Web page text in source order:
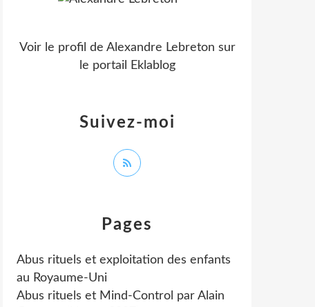
Pages
Abus rituels et exploitation des enfants
au Royaume-Uni
Abus rituels et Mind-Control par Alain
Suivez-moi
Voir le profil de Alexandre Lebreton sur
le portail Eklablog